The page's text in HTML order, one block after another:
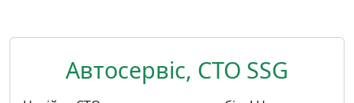
Автосервіс, СТО SSG